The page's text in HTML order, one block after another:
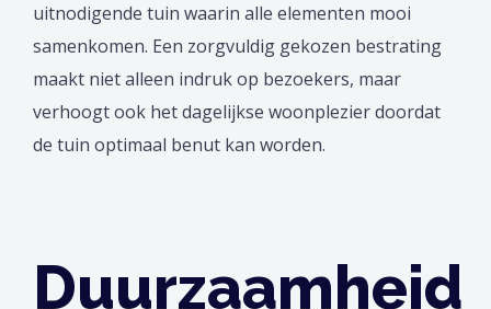
uitnodigende tuin waarin alle elementen mooi
samenkomen. Een zorgvuldig gekozen bestrating
maakt niet alleen indruk op bezoekers, maar
verhoogt ook het dagelijkse woonplezier doordat
de tuin optimaal benut kan worden.
Duurzaamheid